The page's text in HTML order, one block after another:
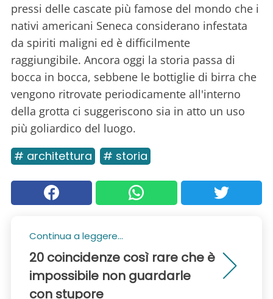
pressi delle cascate più famose del mondo che i
nativi americani Seneca considerano infestata
da spiriti maligni ed è difficilmente
raggiungibile. Ancora oggi la storia passa di
bocca in bocca, sebbene le bottiglie di birra che
vengono ritrovate periodicamente all'interno
della grotta ci suggeriscono sia in atto un uso
più goliardico del luogo.
# architettura # storia
Continua a leggere...
20 coincidenze così rare che è
impossibile non guardarle
con stupore